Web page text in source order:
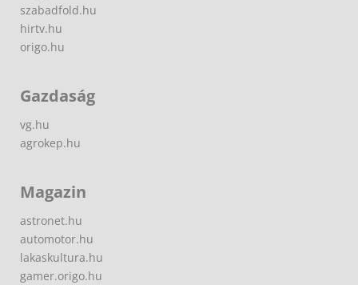
szabadfold.hu
hirtv.hu
origo.hu
Gazdaság
vg.hu
agrokep.hu
Magazin
astronet.hu
automotor.hu
lakaskultura.hu
gamer.origo.hu